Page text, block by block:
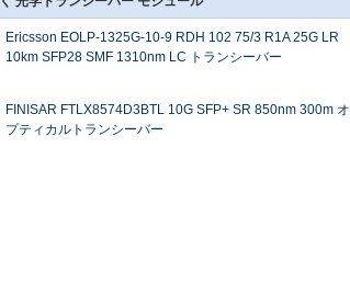
Ericsson EOLP-1325G-10-9 RDH 102 75/3 R1A 25G LR
10km SFP28 SMF 1310nm LC トランシーバー
FINISAR FTLX8574D3BTL 10G SFP+ SR 850nm 300m オ
プティカルトランシーバー